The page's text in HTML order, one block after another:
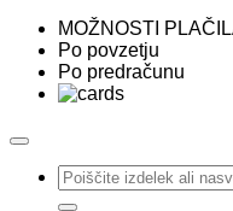
MOŽNOSTI
Po povzetju
Po predračunu
Išči: